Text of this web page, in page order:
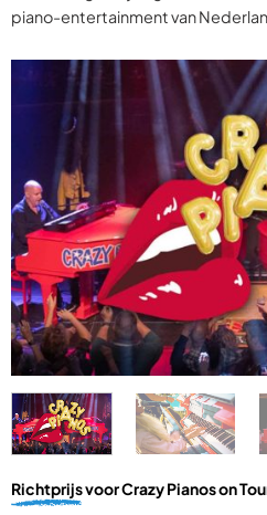
piano-entertainment van
Richtprijsvoor Crazy Pianos on